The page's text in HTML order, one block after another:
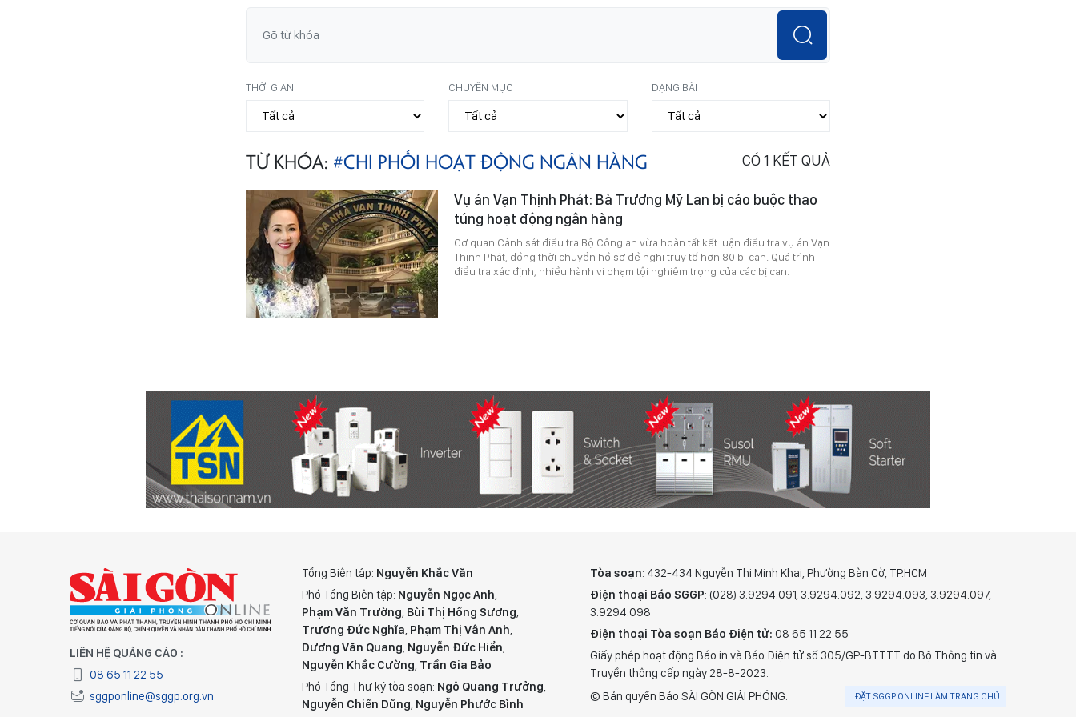
THỜI GIAN CHUYÊN MỤC DẠNG BÀI
TỪ KHÓA: #CHI PHỐI HOẠT ĐỘNG NGÂN HÀNG CÓ 1 KẾT QUẢ
Vụ án Vạn Thịnh Phát: Bà Trương Mỹ Lan bị cáo buộc thao
túng hoạt động ngân hàng
Cơ quan Cảnh sát điều tra Bộ Công an vừa hoàn tất kết luận điều tra vụ án Vạn
Thịnh Phát, đồng thời chuyển hồ sơ đề nghị truy tố hơn 80 bị can. Quá trình
điều tra xác định, nhiều hành vi phạm tội nghiêm trọng của các bị can.
LIÊN HỆ QUẢNG CÁO :
08 65 11 22 55
sggponline@sggp.org.vn
Tổng Biên tập: Nguyễn Khắc Văn
Phó Tổng Biên tập: Nguyễn Ngọc Anh,
Phạm Văn Trường, Bùi Thị Hồng Sương,
Trương Đức Nghĩa, Phạm Thị Vân Anh,
Dương Văn Quang, Nguyễn Đức Hiển,
Nguyễn Khắc Cường, Trần Gia Bảo
Phó Tổng Thư ký tòa soạn: Ngô Quang Trưởng,
Nguyễn Chiến Dũng, Nguyễn Phước Bình
Tòa soạn: 432-434 Nguyễn Thị Minh Khai, Phường Bàn Cờ, TP.HCM
Điện thoại Báo SGGP: (028) 3.9294.091, 3.9294.092, 3.9294.093, 3.9294.097,
3.9294.098
Điện thoại Tòa soạn Báo Điện tử: 08 65 11 22 55
Giấy phép hoạt động Báo in và Báo Điện tử số 305/GP-BTTTT do Bộ Thông tin và
Truyền thông cấp ngày 28-8-2023.
© Bản quyền Báo SÀI GÒN GIẢI PHÓNG.
ĐẶT SGGP ONLINE LÀM TRANG CHỦ